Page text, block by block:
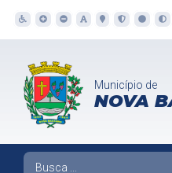
Município de
NOVA